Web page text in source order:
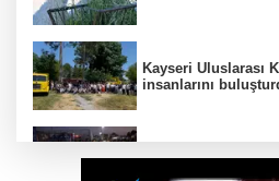
Kayseri Uluslarası
insanlarını